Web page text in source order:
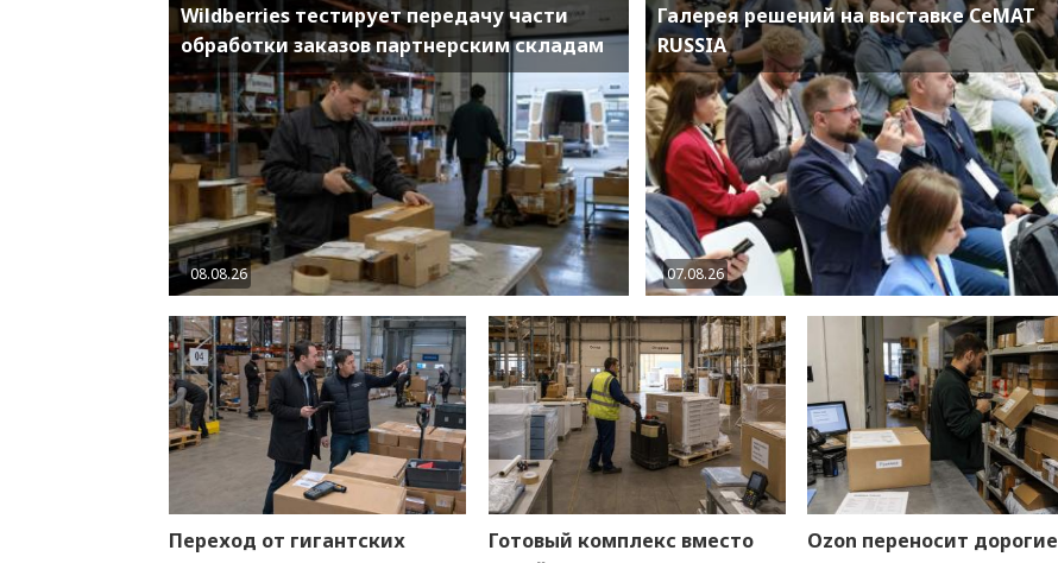
Wildberries тестирует передачу части
обработки заказов партнерским складам
08.08.26
Галерея решений на выставке CeMAT
RUSSIA
07.08.26
Переход от гигантских
Готовый комплекс вместо
Ozon переносит дорогие